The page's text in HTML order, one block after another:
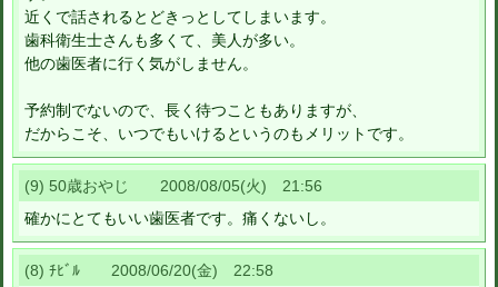
近くで話されるとどきっとしてしまいます。
歯科衛生士さんも多くて、美人が多い。
他の歯医者に行く気がしません。
予約制でないので、長く待つこともありますが、
だからこそ、いつでもいけるというのもメリットです。
(9) 50歳おやじ 2008/08/05(火) 21:56
確かにとてもいい歯医者です。痛くないし。
(8) ﾁﾋﾞﾙ 2008/06/20(金) 22:58